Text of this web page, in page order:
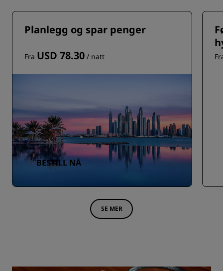
Planlegg og spar penger
Fra USD 78.30 / natt
BESTILL NÅ
SE MER